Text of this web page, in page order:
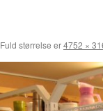
Fuld størrelse er4752 ×